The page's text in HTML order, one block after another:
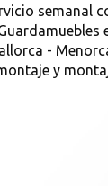
semanal
-
y